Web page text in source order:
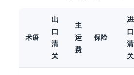
术语
出
口
清
关
主
运
费
保险
进
口
清
关